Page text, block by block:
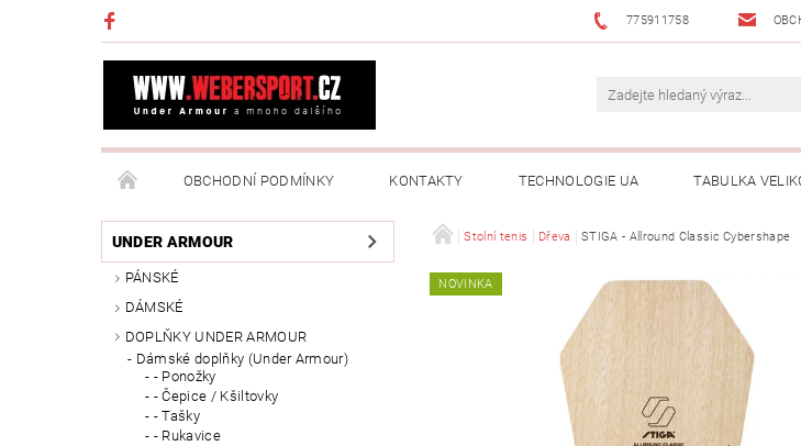
775911758
OBCHODNÍ PODMÍNKY KONTAKTY TECHNOLOGIE UA TABULKA
NAPIŠTE NÁM MOJE OBJEDNÁVKA
UNDER ARMOUR
PÁNSKÉ
DÁMSKÉ
DOPLŇKY UNDER ARMOUR
Dámské doplňky (Under Armour)
- Ponožky
- Čepice / Kšiltovky
- Tašky
- Rukavice
Stolní tenis Dřeva STIGA - Allround Classic Cybershape
NOVINKA